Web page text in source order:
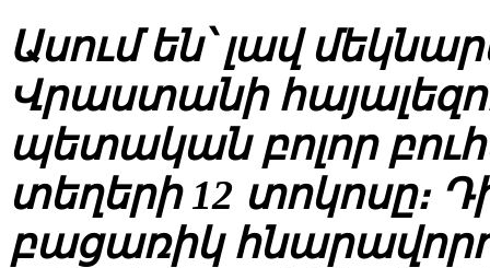
Ասում են՝ լավ
Վրաստանի
պետական բոլոր
տեղերի 12 տոկոսը։
բացառիկ